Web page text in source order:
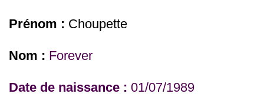
Prénom : Choupette
Nom : Forever
Date de naissance : 01/07/1989